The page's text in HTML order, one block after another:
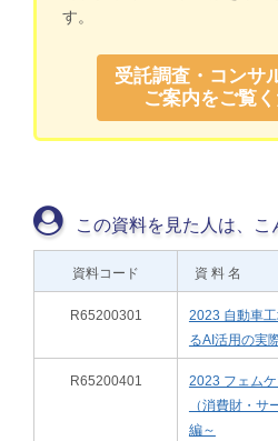
す。
受託調査・コンサ
ご案内をご覧く
この資料を見た人は、
資料コード 資 料 名
R65200301
2023 自動車
るAI活用の実
R65200401
2023 フェム
（消費財・サ
編～